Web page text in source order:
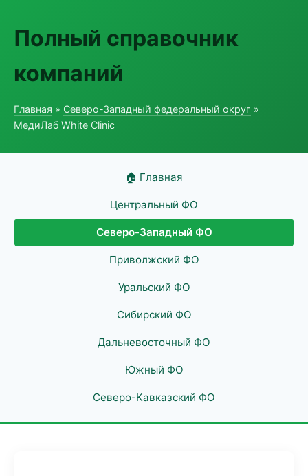
Полный справочник
компаний
Главная » Северо-Западный федеральный округ »
МедиЛаб White Clinic
🏠 Главная
Центральный ФО
Северо-Западный ФО
Приволжский ФО
Уральский ФО
Сибирский ФО
Дальневосточный ФО
Южный ФО
Северо-Кавказский ФО